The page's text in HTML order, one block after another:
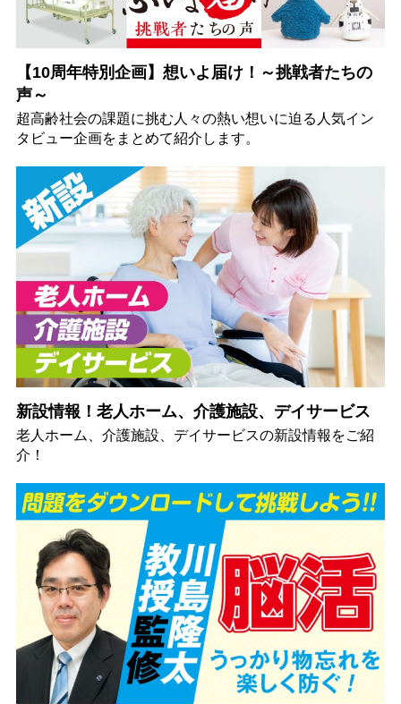
【10周年特別企画】想いよ届け！～挑戦者たちの
声～
超高齢社会の課題に挑む人々の熱い想いに迫る人気イン
タビュー企画をまとめて紹介します。
新設情報！老人ホーム、介護施設、デイサービス
老人ホーム、介護施設、デイサービスの新設情報をご紹
介！